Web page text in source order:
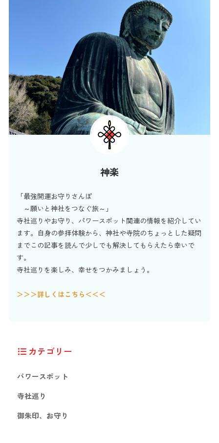
神楽
「最強開運お守りさんぽ
～願いと神社をつなぐ旅～」
寺社巡りやお守り、パワースポット関連の情報を紹介してい
ます。自身の参拝体験から、神社や寺院のちょっとした疑問
までこの記事を読んで少しでも解決してもらえたら幸いで
す。
寺社巡りを楽しみ、幸せをつかみましょう。
＞＞＞詳しくはこちら＜＜＜
カテゴリー
パワースポット
寺社巡り
御朱印、お守り